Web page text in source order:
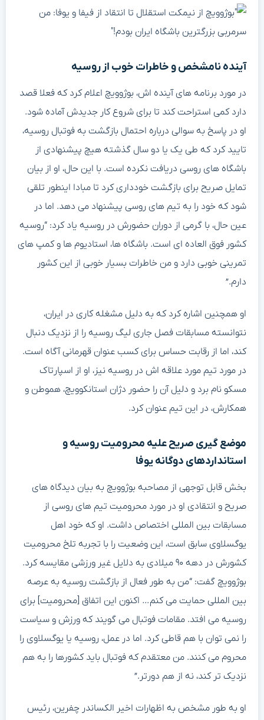
آینده نامشخص و خاطرات خوب از روسیه
در مورد برنامه های آینده اش، بوژوویچ اعلام کرد که فعلا قصد
دارد کمی استراحت کند تا برای شروع کار جدیدش آماده شود.
او در پاسخ به سوالی درباره احتمال بازگشت به فوتبال روسیه،
تایید کرد که طی یک یا دو سال گذشته هیچ پیشنهادی از
باشگاه های روسی دریافت نکرده است. با این حال، او از بیان
تمایل صریح برای بازگشت خودداری کرد تا مبادا اینطور تلقی
شود که خود را به تیم های روسی پیشنهاد می دهد. اما در
عین حال، با گرمی از دوران حضورش در روسیه یاد کرد: “روسیه
کشور فوق العاده ای است. باشگاه ها، استادیوم ها و کمپ های
تمرینی خوبی دارد و من خاطرات بسیار خوبی از این کشور
دارم.”
او همچنین اشاره کرد که به دلیل مشغله کاری در ایران،
نتوانسته مسابقات فصل جاری لیگ روسیه را از نزدیک دنبال
کند، اما از رقابت حساس برای کسب عنوان قهرمانی آگاه است.
در مورد تیم مورد علاقه اش در روسیه نیز، او از اسپارتاک
مسکو نام برد و دلیل آن را حضور دژان استانکوویچ، هموطن و
همکارش، در این تیم عنوان کرد.
موضع گیری صریح علیه محرومیت روسیه و
استانداردهای دوگانه یوفا
بخش قابل توجهی از مصاحبه بوژوویچ به بیان دیدگاه های
صریح و انتقادی او در مورد محرومیت تیم های روسی از
مسابقات بین المللی اختصاص داشت. او که خود اهل
یوگسلاوی سابق است، این وضعیت را با تجربه تلخ محرومیت
کشورش در دهه ۹۰ میلادی به دلایل غیر ورزشی مقایسه کرد.
بوژوویچ گفت: “من به طور فعال از بازگشت روسیه به عرصه
بین المللی حمایت می کنم… اکنون این اتفاق [محرومیت] برای
روسیه می افتد. مقامات فوتبال می گویند که ورزش و سیاست
را نمی توان با هم قاطی کرد. اما در عمل، روسیه یا یوگسلاوی را
محروم می کنند. من معتقدم که فوتبال باید کشورها را به هم
نزدیک تر کند، نه از هم دورتر.”
او به طور مشخص به اظهارات اخیر الکساندر چفرین، رئیس